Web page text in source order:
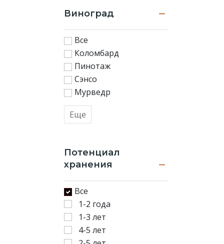
Виноград
Все
Коломбард
Пинотаж
Сэнсо
Мурведр
Еще
Потенциал
хранения
Все
1-2 года
1-3 лет
4-5 лет